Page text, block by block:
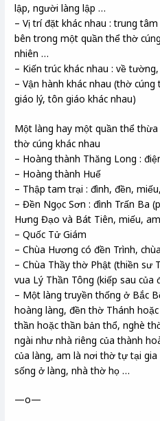
lập, người làng lập …
– Vị trí đặt khác nhau : trung
bên trong một quần thể thờ
nhiên …
– Kiến trúc khác nhau : về
– Vận hành khác nhau (thờ
giáo lý, tôn giáo khác nhau)
Một làng hay một quần thể
thờ cúng khác nhau
– Hoàng thành Thăng Long :
– Hoàng thành Huế
– Thập tam trại : đình, đền,
– Đền Ngọc Sơn : đình Trấn Ba
Hưng Đạo và Bát Tiên, miếu,
– Quốc Tử Giám
– Chùa Hương có đền Trình,
– Chùa Thầy thờ Phật (thiền sư
vua Lý Thần Tông (kiếp sau
– Một làng truyền thống ở Bắc
hoàng làng, đền thờ Thánh
thần hoặc thần bản thổ, nghè
ngài như nhà riêng của thành
của làng, am là nơi thờ tự tại
sống ở làng, nhà thờ họ …
—o—